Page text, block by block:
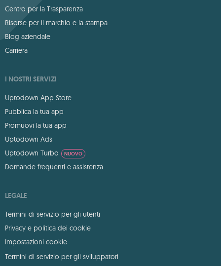
Centro per la Trasparenza
Risorse per il marchio e la stampa
Blog aziendale
Carriera
I NOSTRI SERVIZI
Uptodown App Store
Pubblica la tua app
Promuovi la tua app
Uptodown Ads
Uptodown Turbo
NUOVO
Domande frequenti e assistenza
LEGALE
Termini di servizio per gli utenti
Privacy e politica dei cookie
Impostazioni cookie
Termini di servizio per gli sviluppatori